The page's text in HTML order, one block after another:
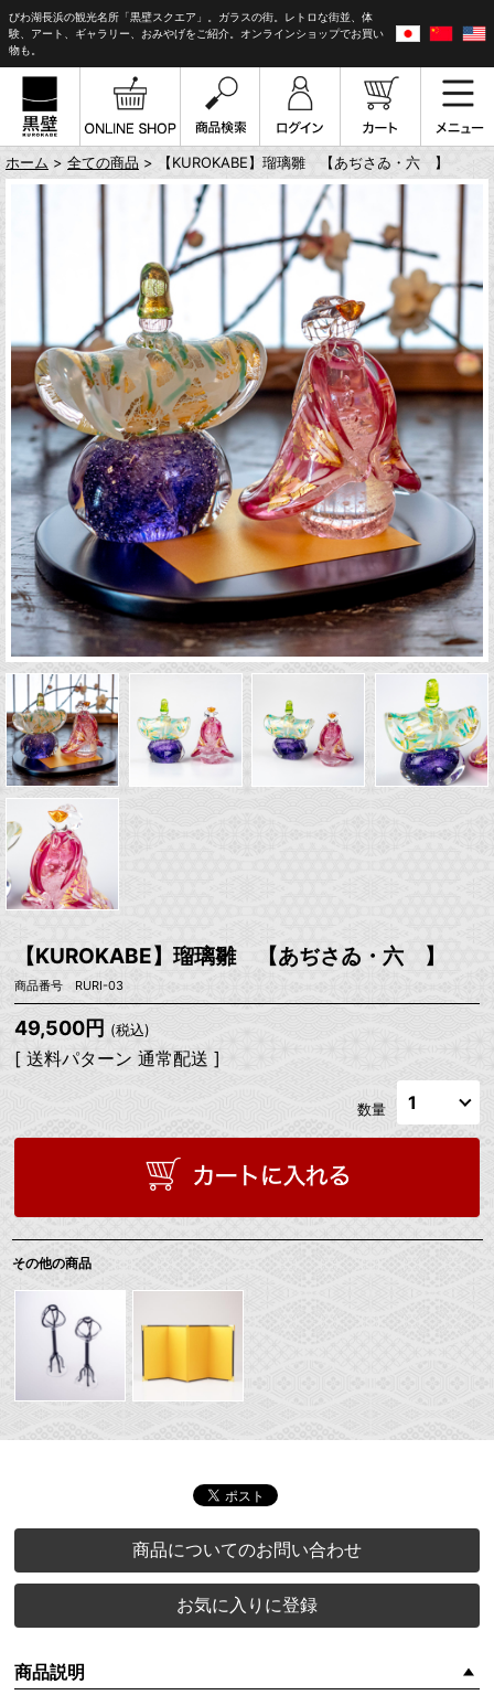
びわ湖長浜の観光名所「黒壁スクエア」。ガラスの街。レトロな街並、体
験、アート、ギャラリー、おみやげをご紹介。オンラインショップでお買い
物も。
ホーム > 全ての商品 > 【KUROKABE】瑠璃雛 【あぢさゐ・六 】
【KUROKABE】瑠璃雛 【あぢさゐ・六 】
商品番号 RURI-03
49,500円 (税込)
[ 送料パターン 通常配送 ]
数量
その他の商品
商品についてのお問い合わせ
お気に入りに登録
商品説明